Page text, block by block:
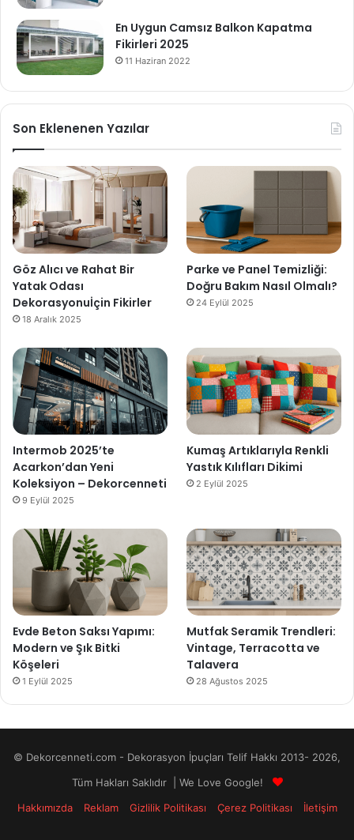
En Uygun Camsız Balkon Kapatma
Fikirleri 2025
11 Haziran 2022
Son Eklenenen Yazılar
Göz Alıcı ve Rahat Bir
Yatak Odası
Dekorasyonuİçin Fikirler
18 Aralık 2025
Parke ve Panel Temizliği:
Doğru Bakım Nasıl Olmalı?
24 Eylül 2025
Intermob 2025’te
Acarkon’dan Yeni
Koleksiyon – Dekorcenneti
9 Eylül 2025
Kumaş Artıklarıyla Renkli
Yastık Kılıfları Dikimi
2 Eylül 2025
Evde Beton Saksı Yapımı:
Modern ve Şık Bitki
Köşeleri
1 Eylül 2025
Mutfak Seramik Trendleri:
Vintage, Terracotta ve
Talavera
28 Ağustos 2025
© Dekorcenneti.com - Dekorasyon İpuçları Telif Hakkı 2013- 2026,
Tüm Hakları Saklıdır | We Love Google!
Hakkımızda
Reklam Gizlilik Politikası Çerez Politikası İletişim